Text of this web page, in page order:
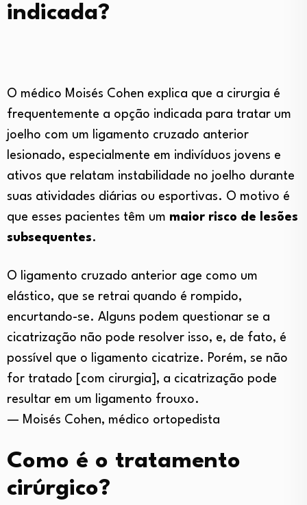
indicada?
O médico Moisés Cohen explica que a cirurgia é
frequentemente a opção indicada para tratar um
joelho com um ligamento cruzado anterior
lesionado, especialmente em indivíduos jovens e
ativos que relatam instabilidade no joelho durante
suas atividades diárias ou esportivas. O motivo é
que esses pacientes têm um maior risco de lesões
subsequentes.
O ligamento cruzado anterior age como um
elástico, que se retrai quando é rompido,
encurtando-se. Alguns podem questionar se a
cicatrização não pode resolver isso, e, de fato, é
possível que o ligamento cicatrize. Porém, se não
for tratado [com cirurgia], a cicatrização pode
resultar em um ligamento frouxo.
— Moisés Cohen, médico ortopedista
Como é o tratamento
cirúrgico?